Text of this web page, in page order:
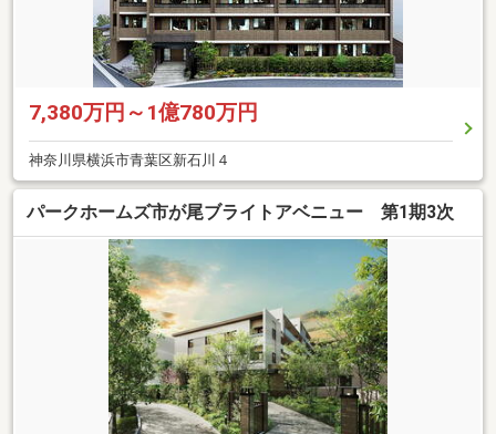
7,380万円～1億780万円
神奈川県横浜市青葉区新石川４
パークホームズ市が尾ブライトアベニュー 第1期3次